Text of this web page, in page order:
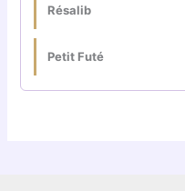
Résalib
Petit Futé